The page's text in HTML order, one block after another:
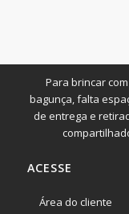
Para brincar
bagunça, falta
de entrega e
ACESSE
Área do cliente